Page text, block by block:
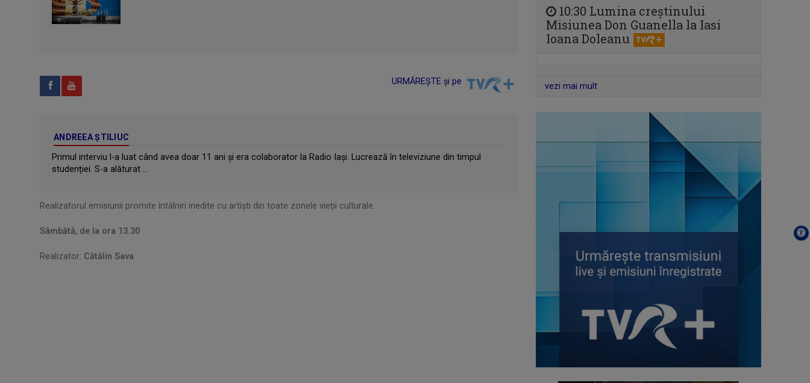
URMĂREȘTE și pe
ANDREEA ŞTILIUC
Primul interviu l-a luat când avea doar 11 ani și era colaborator la Radio Iași. Lucrează în televiziune din timpul
studenției. S-a alăturat ...
Realizatorul emisiunii promite întâlniri inedite cu artişti din toate zonele vieţii culturale.
Sâmbătă, de la ora 13.30
Realizator: Cătălin Sava
SATUL MEU
Un răgaz în care se vorbeşte despre
magia ...
ETNIC NEWS
Emisiune care explorează bogăția ...
INVITAȚIE LA SPECTACOL
Spectacole de teatru, operă, balet,
EDUCAȚIA LA ZI
Dezbatere pe subiecte din
IAȘII MARILOR IUBIRI
Poveşti despre oraşul de odinioară şi
10:30 Lumina creștinului
Misiunea Don Guanella la Iasi
Ioana Doleanu
vezi mai mult